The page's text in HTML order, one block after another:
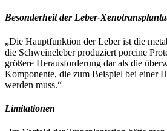
Besonderheit der Leber-
„Die Hauptfunktion der Leber ist die
die Schweineleber produziert porcine
größere Herausforderung dar als die
Komponente, die zum Beispiel bei einer
werden muss.“
Limitationen